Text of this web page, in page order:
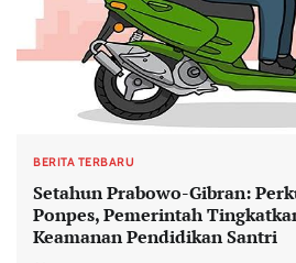
BERITA TERBARU
Setahun Prabowo-Gibran:
Ponpes, Pemerintah
Keamanan Pendidikan Santri